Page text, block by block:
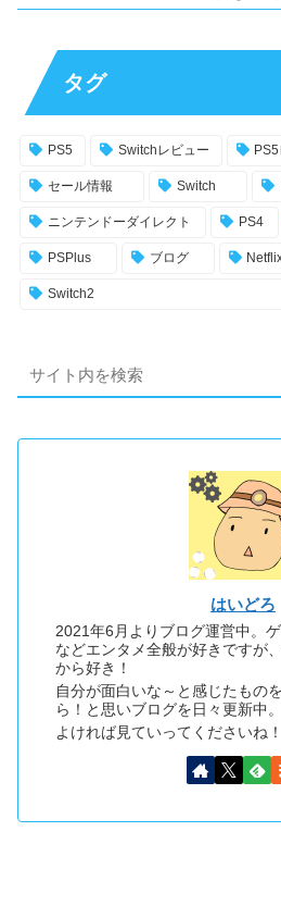
タグ
PS5 Switchレビュー
セール情報 Switch
ニンテンドーダイレクト PS4
PSPlus ブログ
Switch2
はいどろ
2021年6月よりブログ運営中。
などエンタメ全般が好きですが
から好き！
自分が面白いな～と感じたもの
ら！と思いブログを日々更新中。
よければ見ていってくださいね！